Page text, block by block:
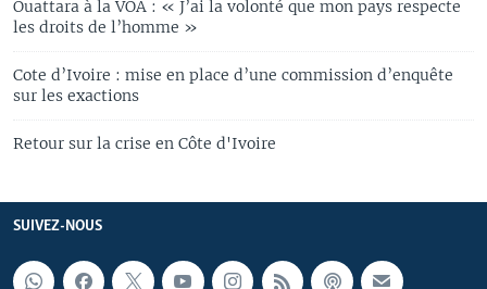
Ouattara à la VOA : « J’ai la volonté que mon pays respecte
les droits de l’homme »
Cote d’Ivoire : mise en place d’une commission d’enquête
sur les exactions
Retour sur la crise en Côte d'Ivoire
SUIVEZ-NOUS